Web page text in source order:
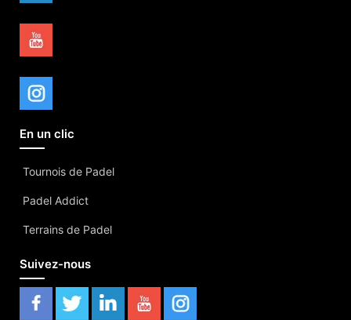
En un clic
Tournois de Padel
Padel Addict
Terrains de Padel
Suivez-nous